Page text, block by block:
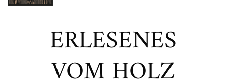
ERLESENES
VOM HOLZ